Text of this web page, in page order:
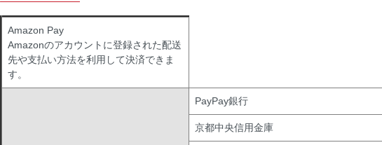
Amazon Pay
Amazonのアカウントに登録された配送
先や支払い方法を利用して決済できま
す。
PayPay銀行
京都中央信用金庫